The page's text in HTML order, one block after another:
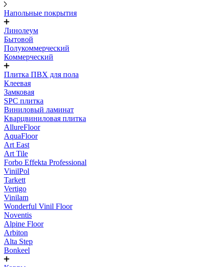
Напольные покрытия
Линолеум
Бытовой
Полукоммерческий
Коммерческий
Плитка ПВХ для пола
Клеевая
Замковая
SPC плитка
Виниловый ламинат
Кварцвиниловая плитка
AllureFloor
AquaFloor
Art East
Art Tile
Forbo Effekta Professional
VinilPol
Tarkett
Vertigo
Vinilam
Wonderful Vinil Floor
Noventis
Alpine Floor
Arbiton
Alta Step
Bonkeel